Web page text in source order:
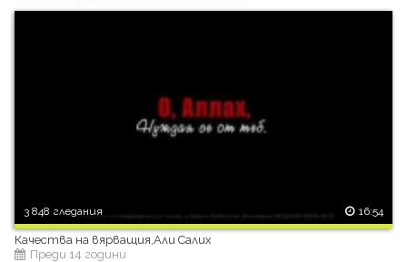
3 848 гледания 16:54
Качества на вярващия,Али Салих
Преди 14 години